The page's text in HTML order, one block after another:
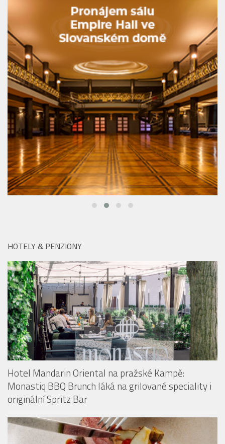
Hotel Mandarin Oriental na pražské Kampě:
Monastiq BBQ Brunch láká na grilované speciality i
originální Spritz Bar